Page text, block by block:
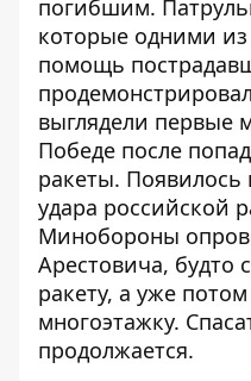
погибшим.
которые одними
помощь
выглядели первые
Победе после
ракеты. Появилось
удара российской
Минобороны
Арестовича, будто
ракету, а уже
многоэтажку.
продолжается.